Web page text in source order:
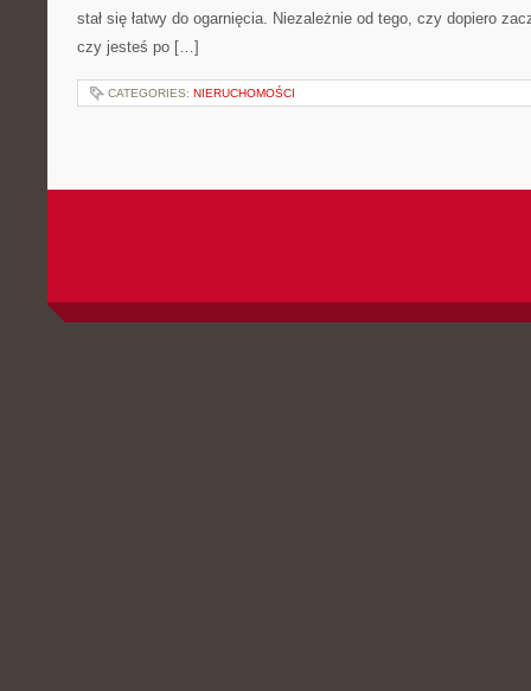
stał się łatwy do ogarnięcia. Niezależnie od tego, czy dopiero
czy jesteś po […]
CATEGORIES: NIERUCHOMOŚCI